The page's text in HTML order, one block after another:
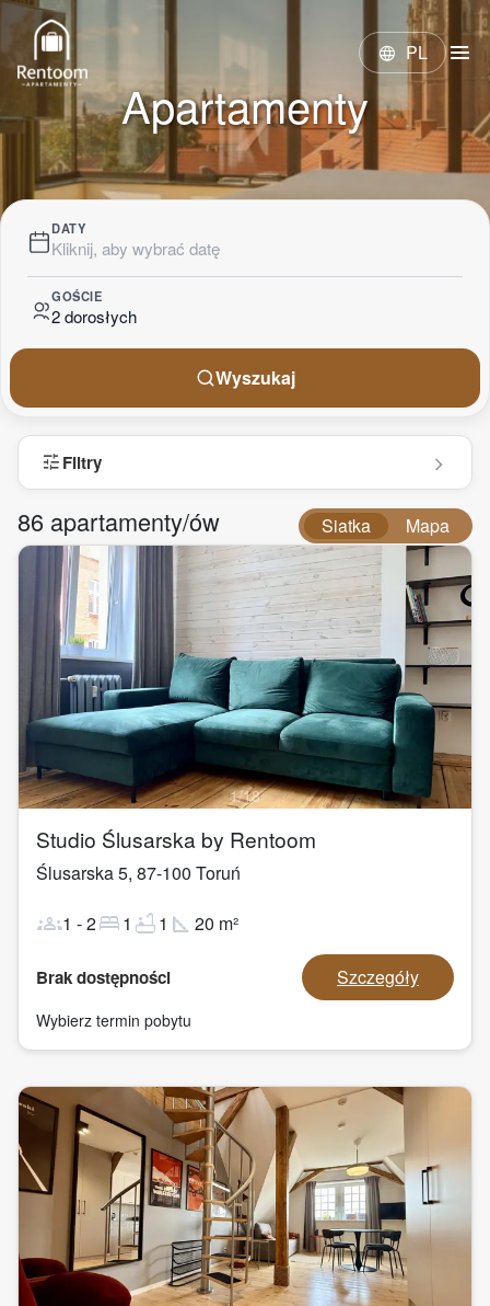
language PL menu
Apartamenty
DATY
Kliknij, aby wybrać datę
GOŚCIE
2 dorosłych
Wyszukaj
tuneFiltry
86 apartamenty/ów Siatka Mapa
1/18
Studio Ślusarska by Rentoom
Ślusarska 5, 87-100 Toruń
groups1 -2bed1 bathtub1 square_foot 20 m²
Brak dostępności Szczegóły
Wybierz termin pobytu